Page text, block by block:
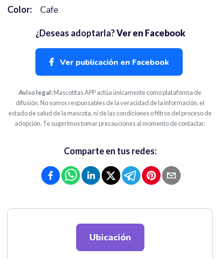
Color:
Cafe
¿Deseas adoptarla?Ver en Facebook
Ver publicación en Facebook
Aviso legal:Mascotitas APP actúa únicamente como plataforma de
difusión. No somos responsables de la veracidad de la información, el
estado de salud de la mascota, ni de las condiciones o filtros del proceso de
adopción. Te sugerimos tomar precauciones al momento de contactar.
Comparte en tus redes:
Ubicación